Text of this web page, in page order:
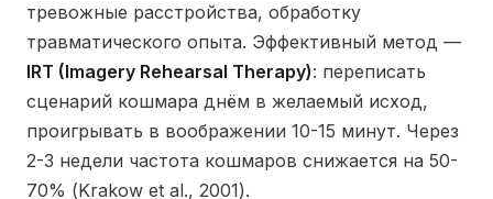
тревожные расстройства, обработку
травматического опыта. Эффективный метод —
IRT (Imagery Rehearsal Therapy): переписать
сценарий кошмара днём в желаемый исход,
проигрывать в воображении 10-15 минут. Через
2-3 недели частота кошмаров снижается на 50-
70% (Krakow et al., 2001).